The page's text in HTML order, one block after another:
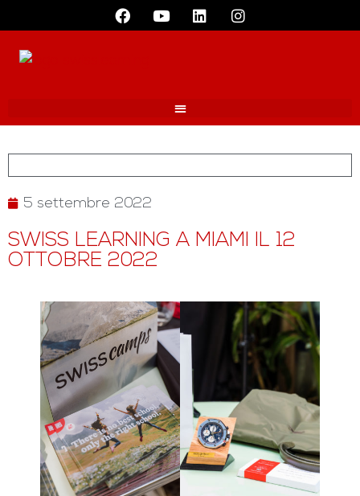
5 settembre 2022
SWISS LEARNING A MIAMI IL 12
OTTOBRE 2022